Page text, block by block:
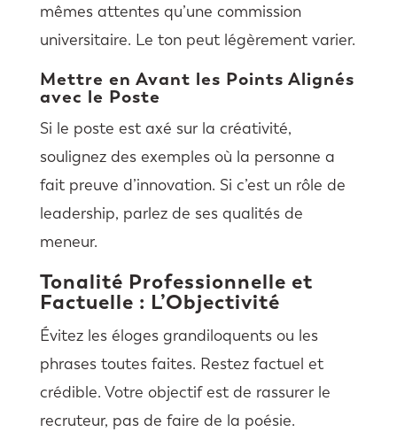
mêmes attentes qu’une commission
universitaire. Le ton peut légèrement varier.
Mettre en Avant les Points Alignés
avec le Poste
Si le poste est axé sur la créativité,
soulignez des exemples où la personne a
fait preuve d’innovation. Si c’est un rôle de
leadership, parlez de ses qualités de
meneur.
Tonalité Professionnelle et
Factuelle : L’Objectivité
Évitez les éloges grandiloquents ou les
phrases toutes faites. Restez factuel et
crédible. Votre objectif est de rassurer le
recruteur, pas de faire de la poésie.